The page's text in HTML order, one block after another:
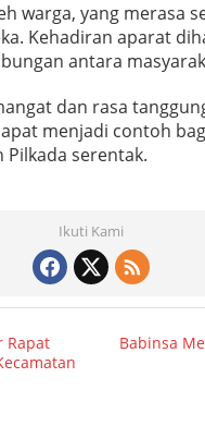
warga, yang merasa
Kehadiran aparat
antara
dan rasa
menjadi contoh
Pilkada serentak.
Ikuti Kami
Rapat
Babinsa